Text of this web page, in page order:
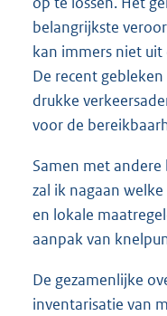
belangrijkste
kan immers niet
De recent
drukke
voor de
Samen met
zal ik nagaan
en lokale
aanpak van
De gezamenlijke
inventarisatie van